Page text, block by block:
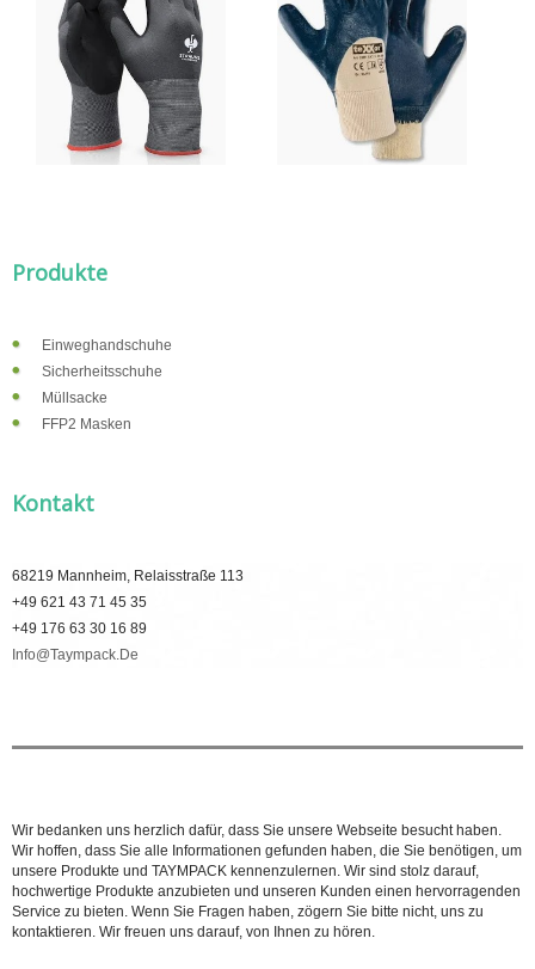
Produkte
Einweghandschuhe
Sicherheitsschuhe
Müllsacke
FFP2 Masken
Kontakt
68219 Mannheim, Relaisstraße 113
+49 621 43 71 45 35
+49 176 63 30 16 89
Info@taympack.de
Wir bedanken uns herzlich dafür, dass Sie unsere Webseite besucht haben.
Wir hoffen, dass Sie alle Informationen gefunden haben, die Sie benötigen, um
unsere Produkte und TAYMPACK kennenzulernen. Wir sind stolz darauf,
hochwertige Produkte anzubieten und unseren Kunden einen hervorragenden
Service zu bieten. Wenn Sie Fragen haben, zögern Sie bitte nicht, uns zu
kontaktieren. Wir freuen uns darauf, von Ihnen zu hören.